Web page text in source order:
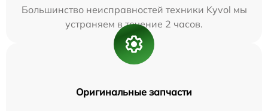
Большинство неисправностей техники Kyvol мы
устраняем в течение 2 часов.
Оригинальные запчасти